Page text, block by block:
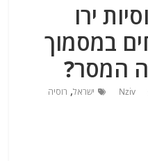
ירו
במסמוך
המסר?
Nziv ישראל, רוסיה